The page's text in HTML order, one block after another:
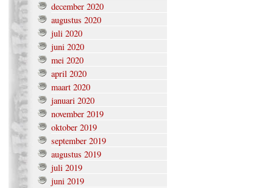
december 2020
augustus 2020
juli 2020
juni 2020
mei 2020
april 2020
maart 2020
januari 2020
november 2019
oktober 2019
september 2019
augustus 2019
juli 2019
juni 2019